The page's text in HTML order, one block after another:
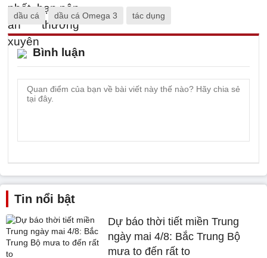
dầu cá dầu cá Omega 3 tác dụng
Bình luận
Tin nổi bật
Dự báo thời tiết miền Trung
ngày mai 4/8: Bắc Trung Bộ
mưa to đến rất to